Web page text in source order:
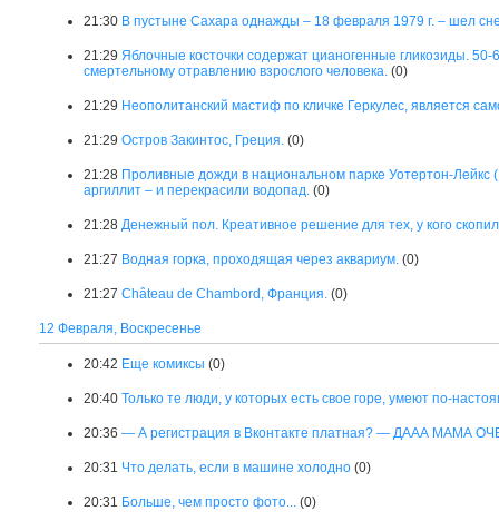
21:30 В пустыне Сахара однажды – 18 февраля 1979 г. – шел
21:29 Яблочные косточки содержат цианогенные гликозиды. 50-
смертельному отравлению взрослого человека. (0)
21:29 Неополитанский мастиф по кличке Геркулес, является
21:29 Остров Закинтос, Греция. (0)
21:28 Проливные дожди в национальном парке Уотертон-
аргиллит – и перекрасили водопад. (0)
21:28 Денежный пол. Креативное решение для тех, у кого
21:27 Водная горка, проходящая через аквариум. (0)
21:27 Château de Chambord, Франция. (0)
12 Февраля, Воскресенье
20:42 Еще комиксы (0)
20:40 Только те люди, у которых есть свое горе, умеют по-
20:36 — А регистрация в Вконтакте платная? — ДААА МАМА
20:31 Что делать, если в машине холодно (0)
20:31 Больше, чем просто фото... (0)